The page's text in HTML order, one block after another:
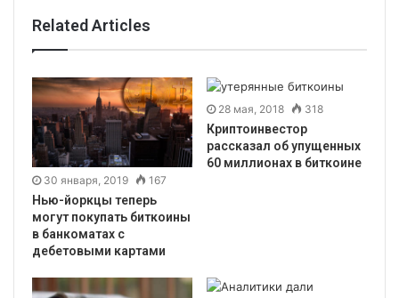
Related Articles
30 января, 2019 167
Нью-йоркцы теперь
могут покупать биткоины
в банкоматах с
дебетовыми картами
28 мая, 2018 318
Криптоинвестор
рассказал об упущенных
60 миллионах в биткоине